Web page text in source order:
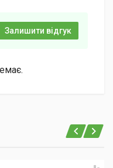
Залишити відгук